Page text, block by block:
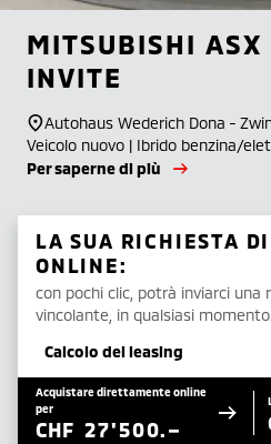
MITSUBISHI ASX
INVITE
Autohaus Wederich Dona -
Veicolo nuovo | Ibrido benzina/
Per saperne di più
LA SUA RICHIESTA
ONLINE:
con pochi clic, potrà inviarci una
vincolante, in qualsiasi momento.
Calcolo del leasing
Acquistare direttamente online
per
CHF 27'500.–